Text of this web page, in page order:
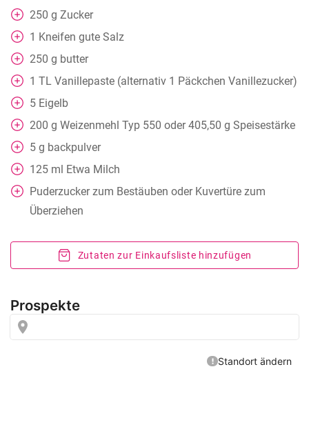
250 g Zucker
1 Kneifen gute Salz
250 g butter
1 TL Vanillepaste (alternativ 1 Päckchen Vanillezucker)
5 Eigelb
200 g Weizenmehl Typ 550 oder 405,50 g Speisestärke
5 g backpulver
125 ml Etwa Milch
Puderzucker zum Bestäuben oder Kuvertüre zum
Überziehen
Zutaten zur Einkaufsliste hinzufügen